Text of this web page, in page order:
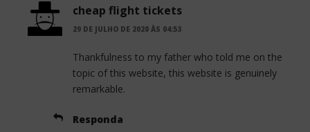
cheap flight tickets
29 DE JULHO DE 2020 ÀS 04:53
Thankfulness to my father who told me on the
topic of this website, this website is genuinely
remarkable.
Responda